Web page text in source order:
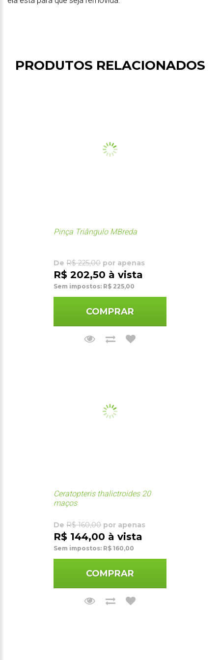
PRODUTOS RELACIONADOS
Pinça Triângulo MBreda
De R$ 225,00 por apenas
R$ 202,50 à vista
Sem impostos: R$ 225,00
COMPRAR
Ceratopteris thalictroides 20
maços
De R$ 160,00 por apenas
R$ 144,00 à vista
Sem impostos: R$ 160,00
COMPRAR